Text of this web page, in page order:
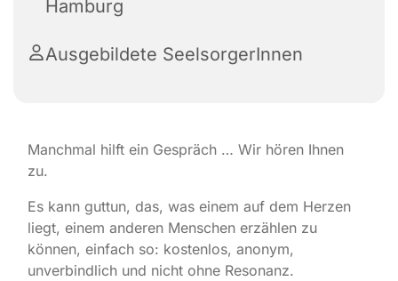
Hamburg
Ausgebildete SeelsorgerInnen
Manchmal hilft ein Gespräch … Wir hören Ihnen
zu.
Es kann guttun, das, was einem auf dem Herzen
liegt, einem anderen Menschen erzählen zu
können, einfach so: kostenlos, anonym,
unverbindlich und nicht ohne Resonanz.